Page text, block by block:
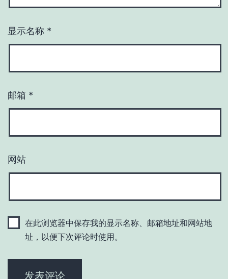
显示名称 *
邮箱 *
网站
在此浏览器中保存我的显示名称、邮箱地址和网站地
址，以便下次评论时使用。